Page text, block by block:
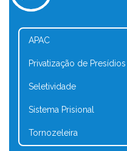
APAC
Privatização de Presídios
Seletividade
Sistema Prisional
Tornozeleira